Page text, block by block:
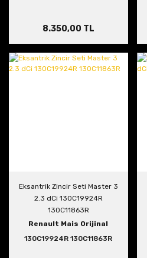
8.350,00 TL
Eksantrik Zincir Seti Master 3
2.3 dCi 130C19924R
130C11863R
Renault Mais Orijinal
130C19924R 130C11863R